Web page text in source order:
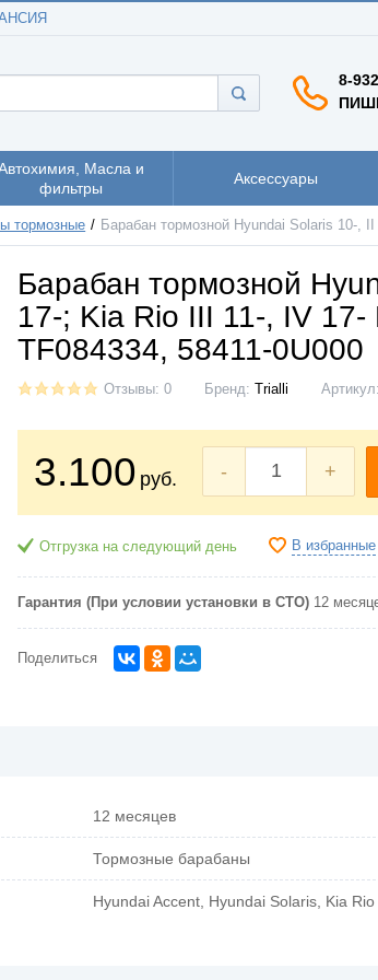
8-
Масла и
фильтры
Аксессуары
тормозные Барабан тормозной Hyundai Solaris 10-,
Барабан тормозной
17-; Kia Rio III 11-, IV
TF084334, 58411-0U000
Отзывы: 0 Бренд: Trialli Артикул:
3.100 руб. - +
Отгрузка на следующий день В избранные
Гарантия (При условии установки в СТО) 12
Поделиться
12 месяцев
Тормозные барабаны
Hyundai Accent, Hyundai Solaris, Kia Rio